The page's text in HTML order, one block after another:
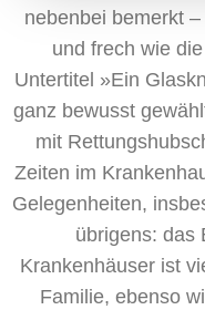
nebenbei bemerkt
und frech wie
Untertitel »Ein
ganz bewusst
mit
Zeiten im
Gelegenheiten,
übrigens: das
Krankenhäuser ist
Familie, ebenso